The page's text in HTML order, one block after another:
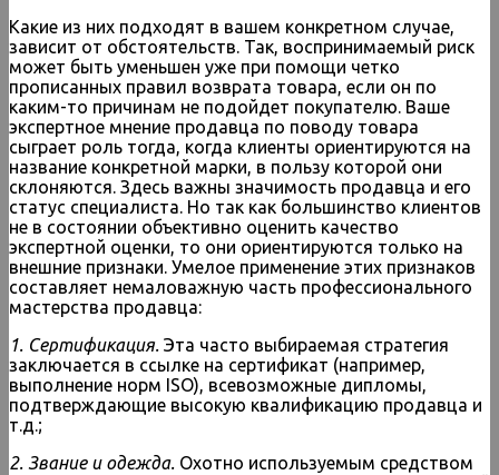
Какие из них подходят в вашем конкретном случае,
зависит от обстоятельств. Так, воспринимаемый риск
может быть уменьшен уже при помощи четко
прописанных правил возврата товара, если он по
каким-то причинам не подойдет покупателю. Ваше
экспертное мнение продавца по поводу товара
сыграет роль тогда, когда клиенты ориентируются на
название конкретной марки, в пользу которой они
склоняются. Здесь важны значимость продавца и его
статус специалиста. Но так как большинство клиентов
не в состоянии объективно оценить качество
экспертной оценки, то они ориентируются только на
внешние признаки. Умелое применение этих признаков
составляет немаловажную часть профессионального
мастерства продавца:
1. Сертификация. Эта часто выбираемая стратегия
заключается в ссылке на сертификат (например,
выполнение норм ISO), всевозможные дипломы,
подтверждающие высокую квалификацию продавца и
т.д.;
2. Звание и одежда. Охотно используемым средством